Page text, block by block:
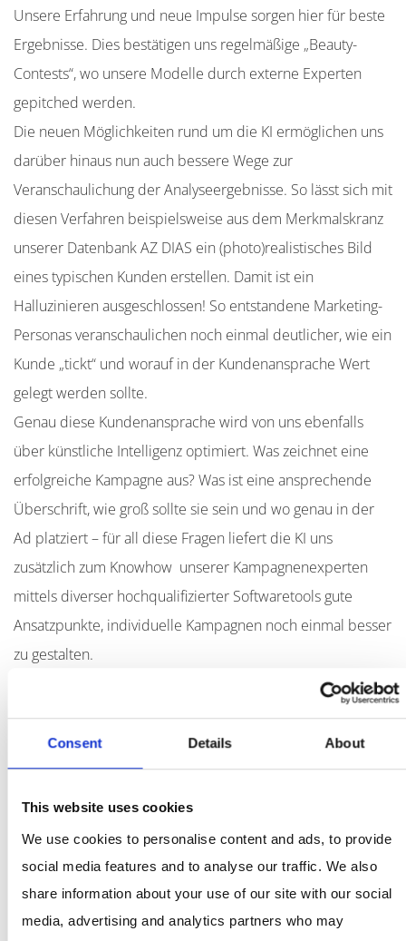
Consent Details About
This website uses cookies
We use cookies to personalise content and ads, to provide
social media features and to analyse our traffic. We also
share information about your use of our site with our social
media, advertising and analytics partners who may
Unsere Erfahrung und neue Impulse sorgen hier für beste
Ergebnisse. Dies bestätigen uns regelmäßige „Beauty-
Contests“, wo unsere Modelle durch externe Experten
gepitched werden.
Die neuen Möglichkeiten rund um die KI ermöglichen uns
darüber hinaus nun auch bessere Wege zur
Veranschaulichung der Analyseergebnisse. So lässt sich mit
diesen Verfahren beispielsweise aus dem Merkmalskranz
unserer Datenbank AZ DIAS ein (photo)realistisches Bild
eines typischen Kunden erstellen. Damit ist ein
Halluzinieren ausgeschlossen! So entstandene Marketing-
Personas veranschaulichen noch einmal deutlicher, wie ein
Kunde „tickt“ und worauf in der Kundenansprache Wert
gelegt werden sollte.
Genau diese Kundenansprache wird von uns ebenfalls
über künstliche Intelligenz optimiert. Was zeichnet eine
erfolgreiche Kampagne aus? Was ist eine ansprechende
Überschrift, wie groß sollte sie sein und wo genau in der
Ad platziert – für all diese Fragen liefert die KI uns
zusätzlich zum Knowhow unserer Kampagnenexperten
mittels diverser hochqualifizierter Softwaretools gute
Ansatzpunkte, individuelle Kampagnen noch einmal besser
zu gestalten.
Nach unseren Erfahrungen ist das eigentlich die falsche
Frage. Vielmehr geht es darum zu ermitteln, wo und wie
Alltag und Erfolg unserer Tätigkeiten optimieren. Der
Erfolg, den die KI dabei hat, fußt dabei weniger auf etwas
wie Intelligenz, sondern eher auf den zugrundeliegenden
Daten, einer klar umrissenen Aufgabenstruktur und dem
Knowhow der Anwender.